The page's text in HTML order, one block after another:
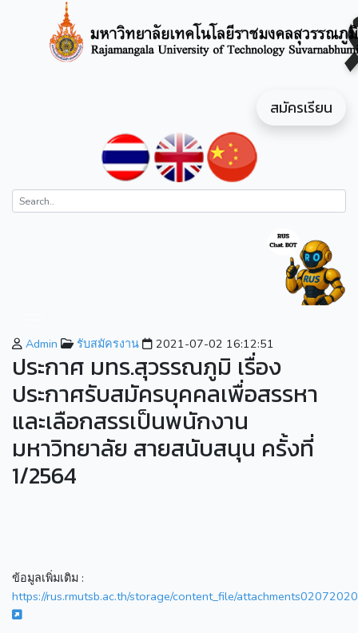
สมัครเรียน
Admin รับสมัครงาน 2021-07-02 16:12:51
ประกาศ มทร.สุวรรณภูมิ เรื่อง
ประกาศรับสมัครบุคคลเพื่อสรรหา
และเลือกสรรเป็นพนักงาน
มหาวิทยาลัย สายสนับสนุน ครั้งที่
1/2564
ข้อมูลเพิ่มเติม :
https://rus.rmutsb.ac.th/storage/content_file/